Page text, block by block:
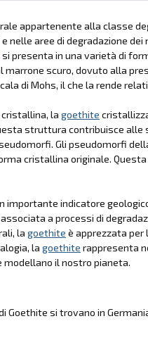
appartenente alla classe
nelle aree di degradazione dei
si presenta in una varietà di
scuro, dovuto alla
di Mohs, il che la rende
la goethite
struttura contribuisce
Gli pseudomorfi
cristallina originale.
importante indicatore
a processi di
la goethite è apprezzata per
la goethite rappresenta
modellano il nostro pianeta.
Goethite si trovano in